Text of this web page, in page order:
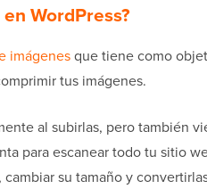
WordPress?
imágenesque tiene como
tus imágenes.
al subirlas, pero también
para escanear todo tu sitio
su tamaño y